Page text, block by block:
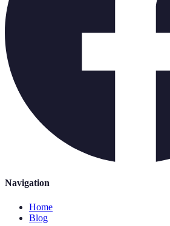
Navigation
Home
Blog